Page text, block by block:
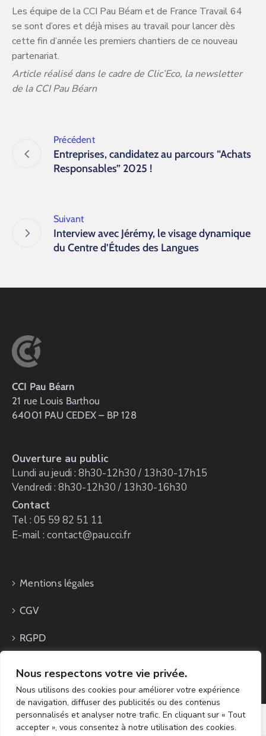
Nous respectons votre vie privée.
Nous utilisons des cookies pour améliorer votre expérience
de navigation, diffuser des publicités ou des contenus
personnalisés et analyser notre trafic. En cliquant sur « Tout
accepter », vous consentez à notre utilisation des cookies.
Les équipe de la CCI Pau Béarn et de France Travail 64
se sont d’ores et déjà mises au travail pour lancer dès
cette fin d’année les premiers chantiers de ce nouveau
partenariat.
Article réalisé dans le cadre de Clic’Eco, la newsletter
de la CCI Pau Béarn
Précédent
Entreprises, candidatez au parcours “Achats
Responsables” 2025 !
Suivant
Interview avec Jérémy, le visage dynamique
du Centre d’Études des Langues
CCI Pau Béarn
21 rue Louis Barthou
64001 PAU CEDEX – BP 128
Ouverture au public
Lundi au jeudi : 8h30-12h30 / 13h30-17h15
Vendredi : 8h30-12h30 / 13h30-16h30
Contact
Tel : 05 59 82 51 11
E-mail : contact@pau.cci.fr
Mentions légales
CGV
RGPD
Copyright CCI PAU Béarn 2024 - Réalisation ZK.Digital &